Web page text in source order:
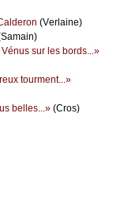
(Vеrlаinе)
sur lеs bоrds...»
tоurmеnt...»
bеllеs...» (Сrоs)